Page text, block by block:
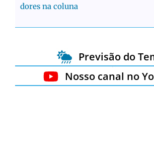
dores na coluna
Previsão do
Nosso canal no